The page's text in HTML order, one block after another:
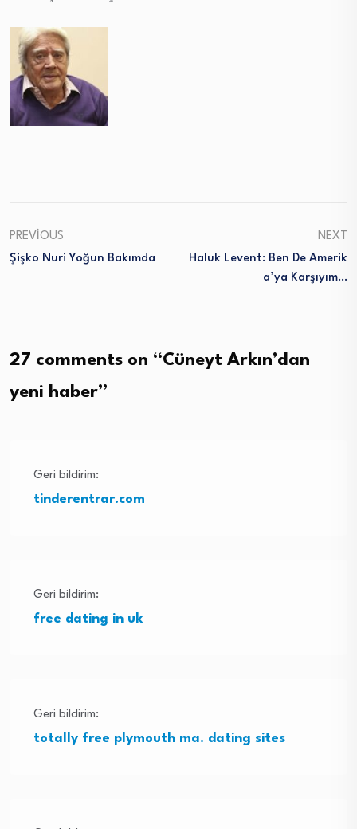
PREVIOUS
Şişko Nuri Yoğun Bakımda
NEXT
Haluk Levent: Ben De Amerik
A’ya Karşıyım…
27 comments on “Cüneyt Arkın’dan
yeni haber”
Geri bildirim:
tinderentrar.com
Geri bildirim:
free dating in uk
Geri bildirim:
totally free plymouth ma. dating sites